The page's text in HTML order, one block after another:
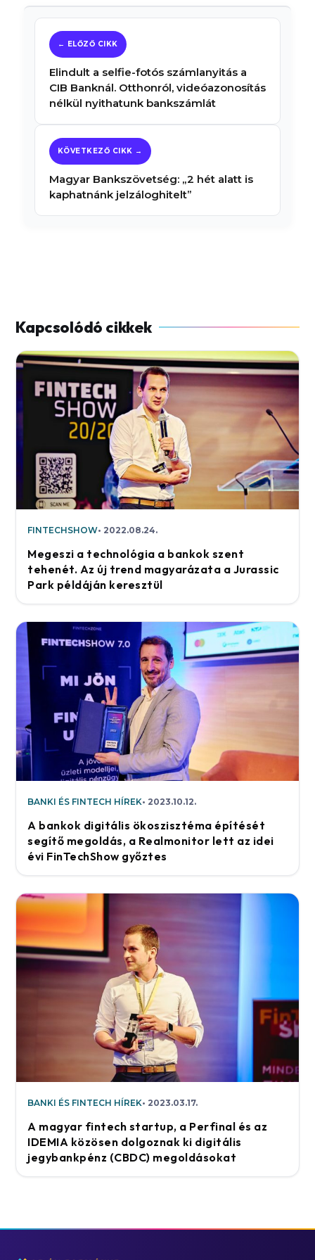
Elindult a selfie-fotós számlanyitás a
CIB Banknál. Otthonról, videóazonosítás
nélkül nyithatunk bankszámlát
Magyar Bankszövetség: „2 hét alatt is
kaphatnánk jelzáloghitelt”
FINTECHSHOW 2022.08.24.
Megeszi a technológia a bankok szent
tehenét. Az új trend magyarázata a Jurassic
Park példáján keresztül
BANKI ÉS FINTECH HÍREK 2023.10.12.
A bankok digitális ökoszisztéma építését
segítő megoldás, a Realmonitor lett az idei
évi FinTechShow győztes
BANKI ÉS FINTECH HÍREK 2023.03.17.
A magyar fintech startup, a Perfinal és az
IDEMIA közösen dolgoznak ki digitális
jegybankpénz (CBDC) megoldásokat